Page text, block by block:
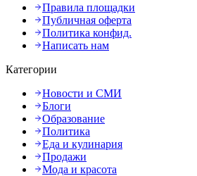
Правила площадки
Публичная оферта
Политика конфид.
Написать нам
Категории
Новости и СМИ
Блоги
Образование
Политика
Еда и кулинария
Продажи
Мода и красота